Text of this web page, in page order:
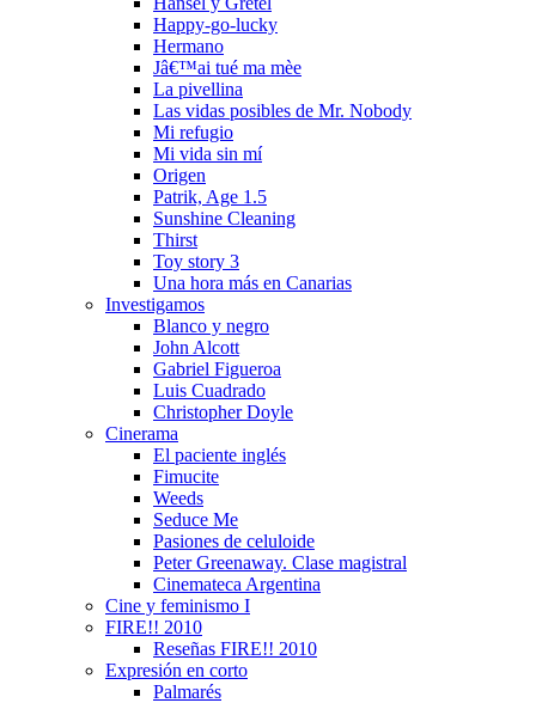
Happy-go-lucky
Hermano
Jâ€™ai tué ma mèe
La pivellina
Las vidas posibles de Mr. Nobody
Mi refugio
Mi vida sin mí­
Origen
Patrik, Age 1.5
Sunshine Cleaning
Thirst
Toy story 3
Una hora más en Canarias
Investigamos
Blanco y negro
John Alcott
Gabriel Figueroa
Luis Cuadrado
Christopher Doyle
Cinerama
El paciente inglés
Fimucite
Weeds
Seduce Me
Pasiones de celuloide
Peter Greenaway. Clase magistral
Cinemateca Argentina
Cine y feminismo I
FIRE!! 2010
Reseñas FIRE!! 2010
Expresión en corto
Palmarés